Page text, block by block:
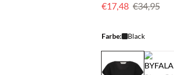
€17,48 €34,95
Farbe: Black